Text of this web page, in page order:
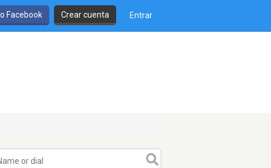
Facebook Crear cuenta Entrar